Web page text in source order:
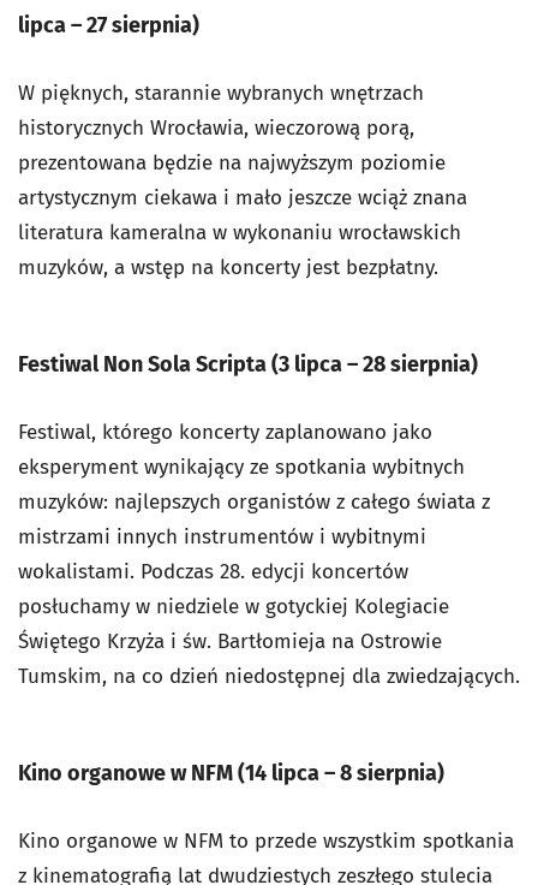
lipca–27 sierpnia)
W pięknych, starannie wybranych wnętrzach
historycznych Wrocławia, wieczorową porą,
prezentowana będzie na najwyższym poziomie
artystycznym ciekawa i mało jeszcze wciąż znana
literatura kameralna w wykonaniu wrocławskich
muzyków, a wstęp na koncerty jest bezpłatny.
Festiwal Non Sola Scripta (3 lipca–28 sierpnia)
Festiwal, którego koncerty zaplanowano jako
eksperyment wynikający ze spotkania wybitnych
muzyków: najlepszych organistów z całego świata z
mistrzami innych instrumentów i wybitnymi
wokalistami. Podczas 28. edycji koncertów
posłuchamy w niedziele w gotyckiej Kolegiacie
Świętego Krzyża i św. Bartłomieja na Ostrowie
Tumskim, na co dzień niedostępnej dla zwiedzających.
Kino organowe w NFM (14 lipca–8 sierpnia)
Kino organowe w NFM to przede wszystkim spotkania
z kinematografią lat dwudziestych zeszłego stulecia